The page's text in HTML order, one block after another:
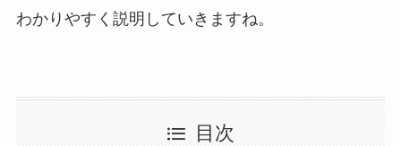
わかりやすく説明していきますね。
目次